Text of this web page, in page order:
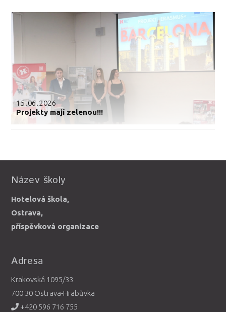
15.06.2026
Projekty mají zelenou!!!
Název školy
Hotelová škola,
Ostrava,
příspěvková organizace
Adresa
Krakovská 1095/33
700 30 Ostrava-Hrabůvka
+420 596 716 755